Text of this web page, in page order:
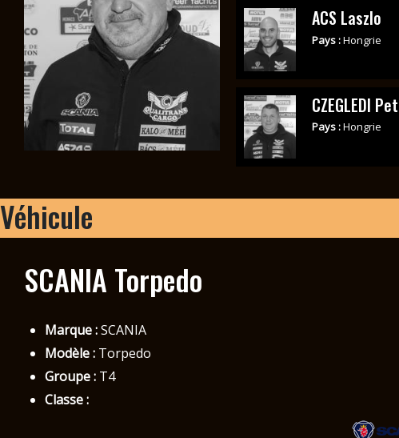
ACS Laszlo
Pays :Hongrie
CZEGLEDI
Pays :Hongrie
Véhicule
SCANIA Torpedo
Marque :SCANIA
Modèle :Torpedo
Groupe :T4
Classe :